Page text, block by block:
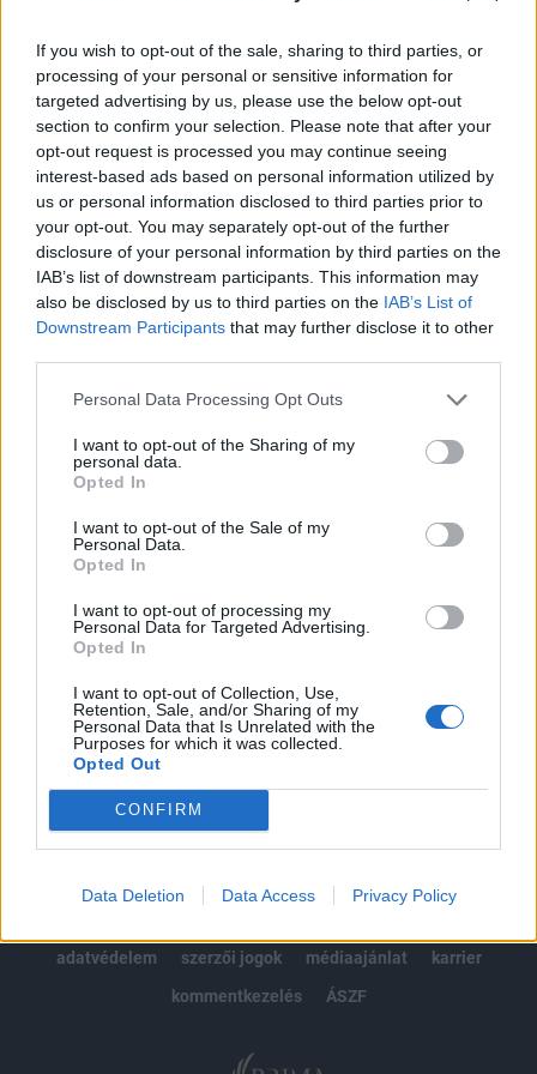
If you wish to opt-out of the sale, sharing to third parties, or
processing of your personal or sensitive information for
targeted advertising by us, please use the below opt-out
section to confirm your selection. Please note that after your
opt-out request is processed you may continue seeing
interest-based ads based on personal information utilized by
us or personal information disclosed to third parties prior to
your opt-out. You may separately opt-out of the further
disclosure of your personal information by third parties on the
IAB’s list of downstream participants. This information may
also be disclosed by us to third parties on the IAB’s List of
Downstream Participants that may further disclose it to other
Personal Data Processing Opt Outs
I want to opt-out of the Sharing of my
personal data.
Opted In
I want to opt-out of the Sale of my
Personal Data.
Opted In
I want to opt-out of processing my
Personal Data for Targeted Advertising.
Opted In
I want to opt-out of Collection, Use,
Retention, Sale, and/or Sharing of my
Personal Data that Is Unrelated with the
Purposes for which it was collected.
Opted Out
CONFIRM
Data Deletion Data Access Privacy Policy
Befektetési Zrt. közreműködésével.
A tranzakciót követően a társaság 2 831 764 darab saját
részvénnyel rendelkezik, ami a kibocsátott teljes
részvénymennyiség 13,45%-a. A mai vásárlás a piaci
forgalom 27%-át adta, ami elmarad az utóbbi időszakban
meghozott átlagos szintektől.
KEDVES OLVASÓNK!
regisztrációhoz kötött.
Az előfizetés a következőket tartalmazza:
Portfolio.hu teljes cikkarchívum
Kötéslisták: BÉT elmúlt 2 év napon belüli
kötéslistái
Előfizetés
MÁR ELŐFIZETŐNK VAGY?BEJELENTKEZÉS
adatvédelem
szerzői jogok médiaajánlat
karrier
kommentkezelés
ÁSZF